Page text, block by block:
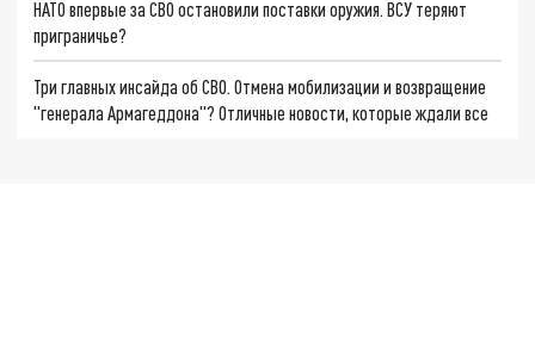
НАТО впервые за СВО остановили поставки оружия. ВСУ теряют
приграничье?
Три главных инсайда об СВО. Отмена мобилизации и возвращение
"генерала Армагеддона"? Отличные новости, которые ждали все